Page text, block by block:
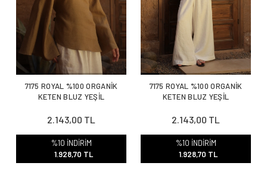
7175 ROYAL %100 ORGANİK
KETEN BLUZ YEŞİL
2.143,00 TL
%10 İNDİRİM
1.928,70 TL
7175 ROYAL %100 ORGANİK
KETEN BLUZ YEŞİL
2.143,00 TL
%10 İNDİRİM
1.928,70 TL